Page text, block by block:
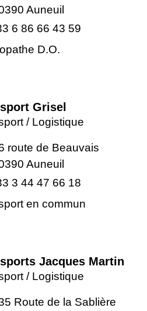
Auneuil
6 86 66 43 59
D.O.
Grisel
/ Logistique
route de Beauvais
Auneuil
3 44 47 66 18
en commun
Jacques Martin
/ Logistique
Route de la Sablière